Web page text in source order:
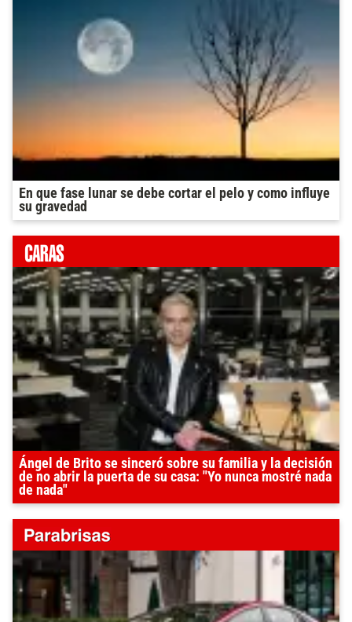
En que fase lunar se debe cortar el pelo y como influye
su gravedad
Ángel de Brito se sinceró sobre su familia y la decisión
de no abrir la puerta de su casa: "Yo nunca mostré nada
de nada"